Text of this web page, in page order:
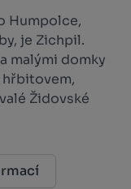
Humpolce,
je Zichpil.
malými domky
hřbitovem,
Židovské